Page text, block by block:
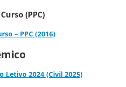
(PPC)
– PPC (2016)
Letivo 2024 (Civil 2025)